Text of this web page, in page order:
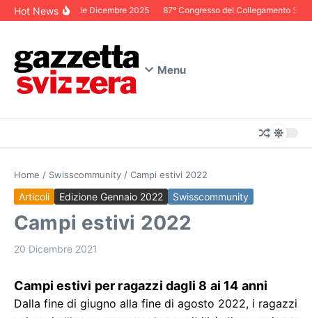
Salta al contenuto
Hot NewsEditoriale Dicembre 2025 87° Congresso del Collegamento
Menu
Home / Swisscommunity / Campi estivi 2022
Articoli Edizione Gennaio 2022 Swisscommunity
Campi estivi 2022
20 Dicembre 2021
Campi estivi per ragazzi dagli 8 ai 14 anni
Dalla fine di giugno alla fine di agosto 2022, i ragazzi